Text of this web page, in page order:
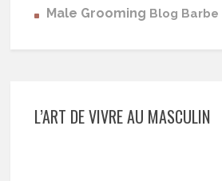
Male Grooming Blog Barbe
L’ART DE VIVRE AU MASCULIN